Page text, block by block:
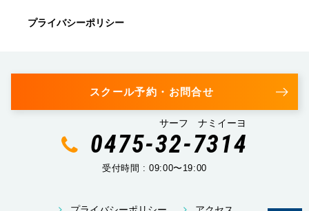
プライバシーポリシー
スクール予約・お問合せ
サーフ ナミイーヨ
0475-32-7314
受付時間 : 09:00〜19:00